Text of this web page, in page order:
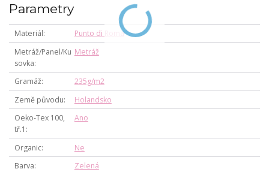
Parametry
Materiál
Punto di Roma
Metráž/Panel/Ku
sovka
Metráž
Gramáž
235g/m2
Země původu
Holandsko
Oeko-Tex 100,
tř.1
Ano
Organic
Ne
Barva
Zelená